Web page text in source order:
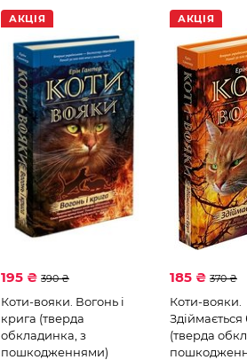
АКЦІЯ
195 ₴ 390 ₴
Коти-вояки. Вогонь і
крига (тверда
обкладинка, з
пошкодженнями)
АКЦІЯ
185 ₴ 370 ₴
Коти-вояки.
Здіймається
(тверда